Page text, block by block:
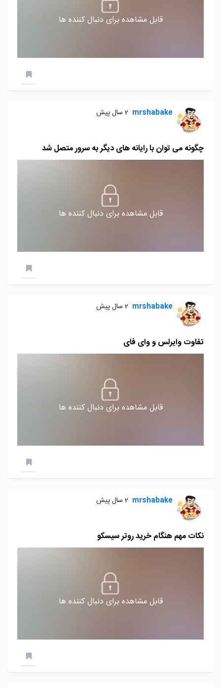
قابل مشاهده برای دنبال کننده ها
mrshabake 2 سال پیش
چگونه می توان با رایانه های دیگر به سرور متصل شد
قابل مشاهده برای دنبال کننده ها
mrshabake 2 سال پیش
تفاوت وایرلس و وای فای
قابل مشاهده برای دنبال کننده ها
mrshabake 2 سال پیش
نکات مهم هنگام خرید روتر سیسکو
قابل مشاهده برای دنبال کننده ها